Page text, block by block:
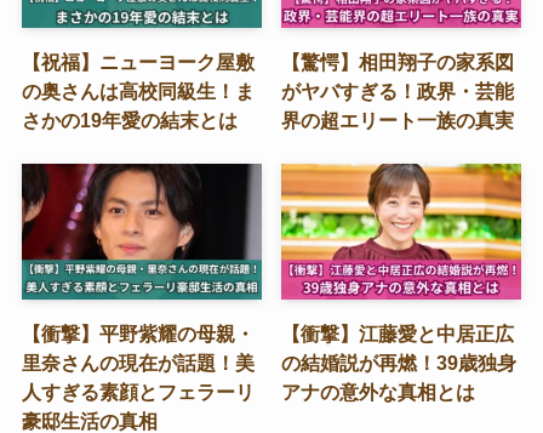
【祝福】ニューヨーク屋敷
の奥さんは高校同級生！ま
さかの19年愛の結末とは
【驚愕】相田翔子の家系図
がヤバすぎる！政界・芸能
界の超エリート一族の真実
【衝撃】平野紫耀の母親・
里奈さんの現在が話題！美
人すぎる素顔とフェラーリ
豪邸生活の真相
【衝撃】江藤愛と中居正広
の結婚説が再燃！39歳独身
アナの意外な真相とは